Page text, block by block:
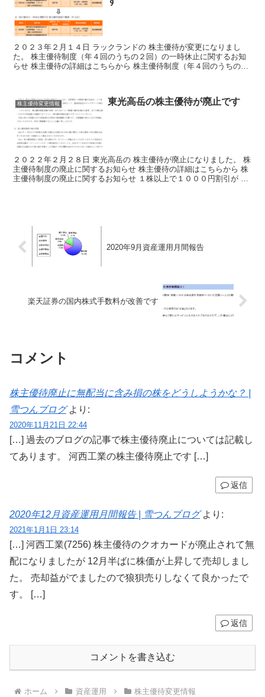
２０２３年２月１４日 ラックランドの 株主優待が変更になりまし
た。 株主優待制度（年４回のうちの２回）の一時休止に関するお知
らせ 株主優待の詳細はこちらから 株主優待制度（年４回のうちの２
株主優待変更情報 東光高岳の株主優待が廃止です
２０２２年２月２８日 東光高岳の 株主優待が廃止になりました。 株
主優待制度の廃止に関するお知らせ 株主優待の詳細はこちらから 株
主優待制度の廃止に関するお知らせ １株以上で１０００円割引が 廃
2020年9月資産運用月間報告
楽天証券の国内株式手数料が改善です
コメント
株主優待廃止に無配当に含み損の株をどうしようかな？ |
雪つんブログ より:
2020年11月21日 22:44
[…] 過去のブログの記事で株主優待廃止については記載し
てあります。 河西工業の株主優待廃止です […]
返信
2020年12月資産運用月間報告 | 雪つんブログ より:
2021年1月1日 23:14
[…] 河西工業(7256) 株主優待のクオカードが廃止されて無
配になりましたが 12月半ばに株価が上昇して売却しまし
た。 売却益がでましたので狼狽売りしなくて良かったで
す。 […]
返信
コメントを書き込む
ホーム 資産運用 株主優待変更情報